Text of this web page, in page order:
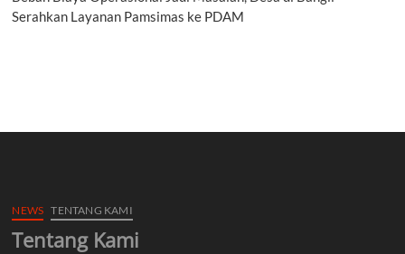
Serahkan Layanan Pamsimas ke PDAM
NEWS TENTANG KAMI
Tentang Kami